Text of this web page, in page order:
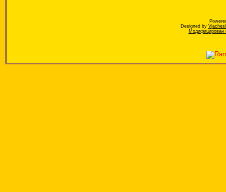
Designed by
Модифицирован